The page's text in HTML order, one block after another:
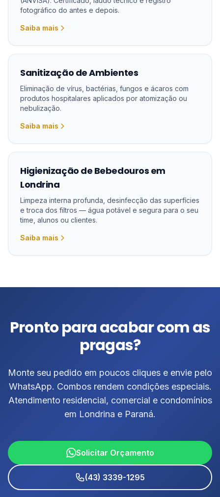
fotográfico do antes e depois.
Saiba mais
Sanitização de Ambientes
Eliminação de vírus, bactérias, fungos e ácaros com
produtos hospitalares aplicados por atomização ou
nebulização.
Saiba mais
Higienização de Bebedouros em
Londrina
Limpeza interna profunda, desinfecção das superfícies
e troca dos filtros — água potável e segura para o seu
time, alunos ou clientes.
Saiba mais
Pronto para acabar com as
pragas?
Monte seu pedido em poucos cliques e envie pelo
WhatsApp. Combos rendem condições especiais.
Atendimento residencial, comercial e condomínios
em Londrina e Paraná.
Solicitar Orçamento
(43) 3339-1295